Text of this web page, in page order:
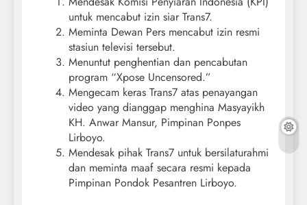
untuk mencabut izin siar Trans7.
Meminta Dewan Pers mencabut izin resmi
stasiun televisi tersebut.
Menuntut penghentian dan pencabutan
program “Xpose Uncensored.”
Mengecam keras Trans7 atas penayangan
video yang dianggap menghina Masyayikh
KH. Anwar Mansur, Pimpinan Ponpes
Lirboyo.
Mendesak pihak Trans7 untuk bersilaturahmi
dan meminta maaf secara resmi kepada
Pimpinan Pondok Pesantren Lirboyo.